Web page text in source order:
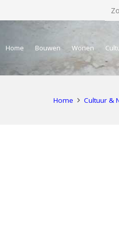
Home Bouwen Wonen
Home Cultuur &